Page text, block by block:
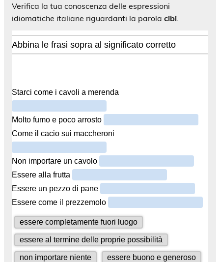
Verifica la tua conoscenza delle espressioni
idiomatiche italiane riguardanti la parola cibi